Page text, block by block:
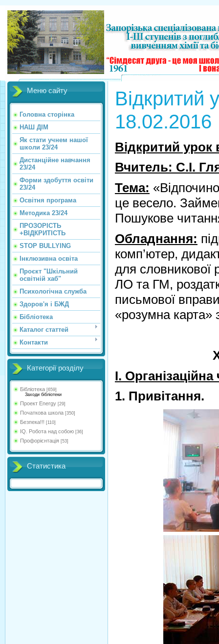
Меню сайту
Головна сторінка
НАШ ДІМ
Як стати учнем нашої
школи 23/24
Дистанційне навчання
23/24
Форми здобуття освіти
23/24
Освітня програма
Методика 23/24
ПРОЗОРІСТЬ
+ВІДКРИТІСТЬ
STOP BULLYING
Інклюзивна освіта
Проєкт "Шкільний
освітній хаб"
Психологічна служба
Здоров'я і БЖД
Бібліотека
Каталог статтей
Контакти
Категорії розділу
Бібліотека [659]
Заходи бібліотеки
Проект Energy [29]
Початкова школа [350]
Безпека!!! [110]
IQ. Робота над собою [36]
Профорієнтація [53]
Статистика
Відкритий
18.02.2016
Відкритий урок
Вчитель: С.І.
Тема:
це весело.
Пошукове
Обладнання:
комп’ютер,
для словникової
ЛО та ГМ,
письмової
«розумна карта»
І.
1. Привітання.